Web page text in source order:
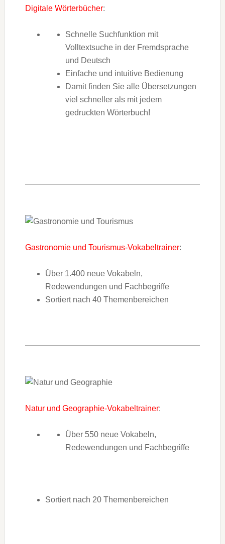
Digitale Wörterbücher:
Schnelle Suchfunktion mit
Volltextsuche in der Fremdsprache
und Deutsch
Einfache und intuitive Bedienung
Damit finden Sie alle Übersetzungen
viel schneller als mit jedem
gedruckten Wörterbuch!
Gastronomie und Tourismus-Vokabeltrainer:
Über 1.400 neue Vokabeln,
Redewendungen und Fachbegriffe
Sortiert nach 40 Themenbereichen
Natur und Geographie-Vokabeltrainer:
Über 550 neue Vokabeln,
Redewendungen und Fachbegriffe
Sortiert nach 20 Themenbereichen